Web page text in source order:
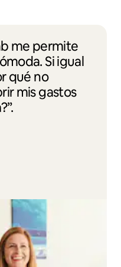
me permite
Si igual
qué no
mis gastos